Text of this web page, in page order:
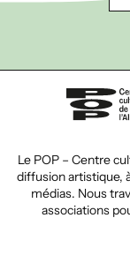
Le POP – Centre
diffusion artistique,
médias. Nous
associations